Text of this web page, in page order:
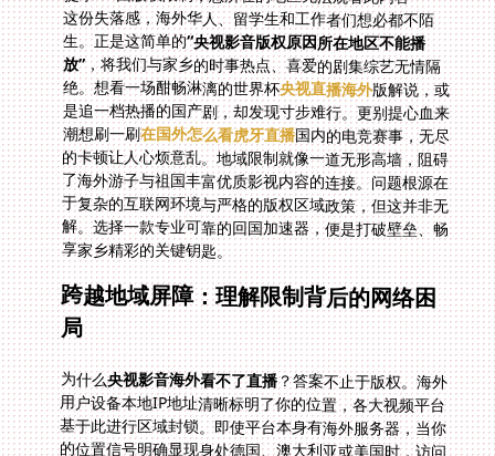
生。正是这简单的“央视影音版权原因所在地区不能播
放”，将我们与家乡的时事热点、喜爱的剧集综艺无情隔
绝。想看一场酣畅淋漓的世界杯央视直播海外版解说，或
是追一档热播的国产剧，却发现寸步难行。更别提心血来
潮想刷一刷在国外怎么看虎牙直播国内的电竞赛事，无尽
的卡顿让人心烦意乱。地域限制就像一道无形高墙，阻碍
了海外游子与祖国丰富优质影视内容的连接。问题根源在
于复杂的互联网环境与严格的版权区域政策，但这并非无
解。选择一款专业可靠的回国加速器，便是打破壁垒、畅
享家乡精彩的关键钥匙。
跨越地域屏障：理解限制背后的网络困
局
为什么央视影音海外看不了直播？答案不止于版权。海外
用户设备本地IP地址清晰标明了你的位置，各大视频平台
基于此进行区域封锁。即使平台本身有海外服务器，当你
的位置信号明确显现身处德国、澳大利亚或美国时，访问
请求仍被无情拦截。物理距离同样拖累连接速度，国际链
路传输经过层层节点，不仅路径漫长，更容易在高峰期拥
堵或被干扰限制，导致播放卡在缓冲或直接失败。你是否
有过深夜打开某个国内应用，却遭遇反复加载失败的经
历？或者想陪家人实时追剧时网络持续不稳定，最终只能
无奈放弃？这正是版权区域限制叠加网络距离后带给海外